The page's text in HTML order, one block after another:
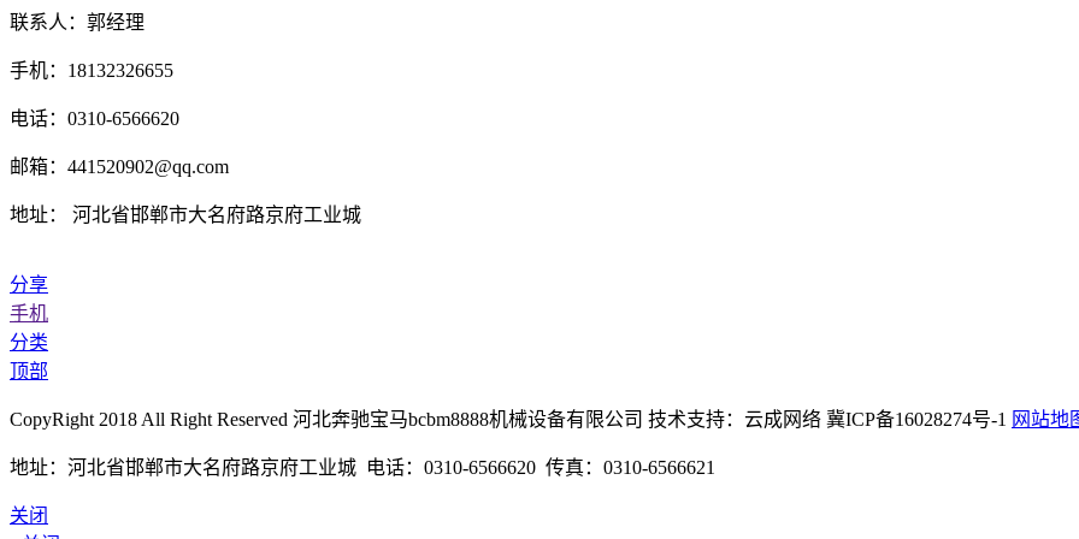
联系人：郭经理
手机：18132326655
电话：0310-6566620
邮箱：441520902@qq.com
地址： 河北省邯郸市大名府路京府工业城
分享
手机
分类
顶部
CopyRight 2018 All Right Reserved 河北奔驰宝马bcbm8888机械设备有限公司 技术支持：云成网络 冀ICP备16028274号-1 网站地
地址：河北省邯郸市大名府路京府工业城 电话：0310-6566620 传真：0310-6566621
关闭